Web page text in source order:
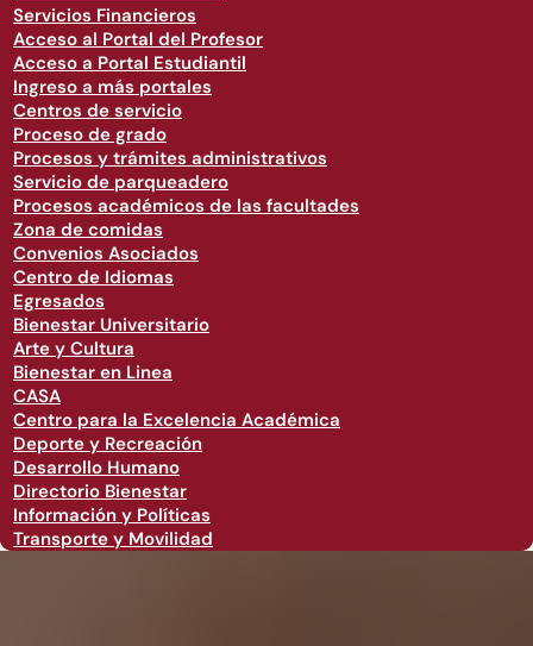
Servicios Financieros
Acceso al Portal del Profesor
Acceso a Portal Estudiantil
Ingreso a más portales
Centros de servicio
Proceso de grado
Procesos y trámites administrativos
Servicio de parqueadero
Procesos académicos de las facultades
Zona de comidas
Convenios Asociados
Centro de Idiomas
Egresados
Bienestar Universitario
Arte y Cultura
Bienestar en Linea
CASA
Centro para la Excelencia Académica
Deporte y Recreación
Desarrollo Humano
Directorio Bienestar
Información y Políticas
Transporte y Movilidad